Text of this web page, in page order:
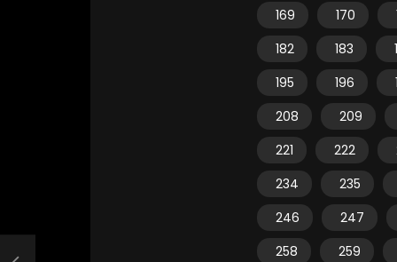
169
170
182
183
195
196
208
209
221
222
234
235
246
247
258
259